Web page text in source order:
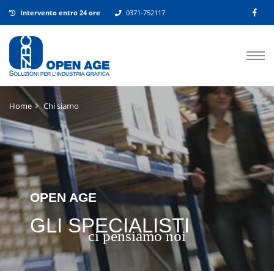
Intervento entro 24 ore 0371-752117
Home Chi siamo
OPEN AGE
GLI SPECIALISTI
ci pensiamo noi